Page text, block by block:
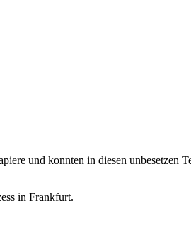
und konnten in diesen unbesetzen
in Frankfurt.